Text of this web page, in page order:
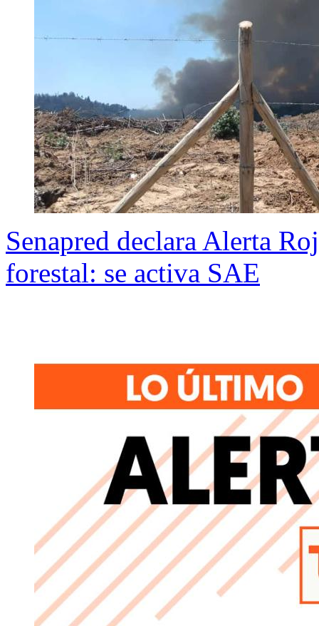
Senapred declara Alerta
forestal: se activa SAE